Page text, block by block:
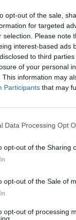
opt-out of the sale,
for targeted
selection. Please note
interest-based ads
to third
of your personal
This information may
Participants that may
Data Processing Opt
opt-out of the Sharing
opt-out of the Sale of
opt-out of processing
άρχισενα
λιγότερο από
πτήσης
άδειαγια μια
ιατρικό
της
ότι η Medina
θανάτου.
προκάλεσε
που διήρκεσε
για να
με
το ταξίδι τους